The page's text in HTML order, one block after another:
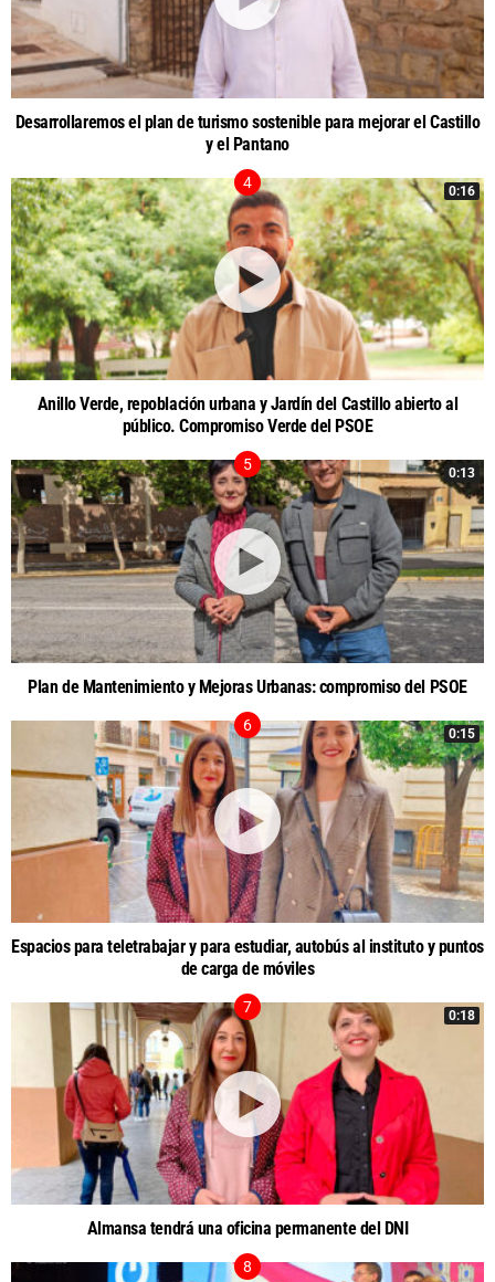
Desarrollaremos el plan de turismo sostenible para mejorar el Castillo
y el Pantano
0:16
Anillo Verde, repoblación urbana y Jardín del Castillo abierto al
público. Compromiso Verde del PSOE
0:13
Plan de Mantenimiento y Mejoras Urbanas: compromiso del PSOE
0:15
Espacios para teletrabajar y para estudiar, autobús al instituto y puntos
de carga de móviles
0:18
Almansa tendrá una oficina permanente del DNI